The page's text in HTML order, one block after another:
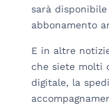
sarà
abbonamento
E in altre
che siete molti
digitale, la